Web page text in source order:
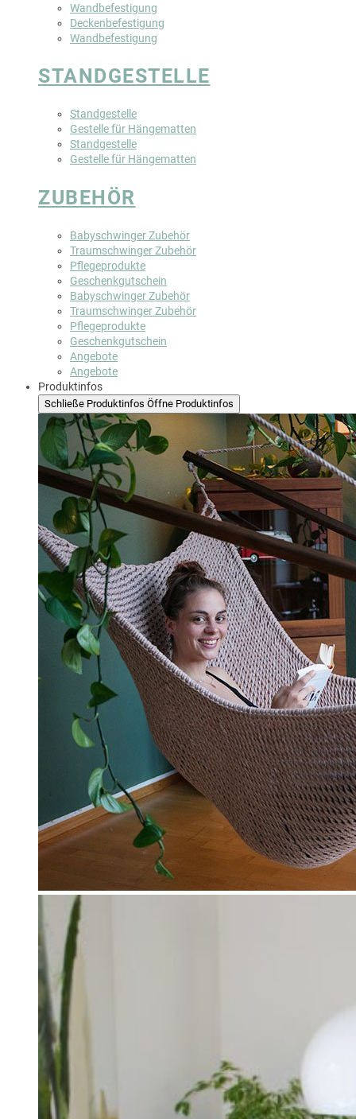
Wandbefestigung
Deckenbefestigung
Wandbefestigung
STANDGESTELLE
Standgestelle
Gestelle für Hängematten
Standgestelle
Gestelle für Hängematten
ZUBEHÖR
Babyschwinger Zubehör
Traumschwinger Zubehör
Pflegeprodukte
Geschenkgutschein
Babyschwinger Zubehör
Traumschwinger Zubehör
Pflegeprodukte
Geschenkgutschein
Angebote
Angebote
Produktinfos
Schließe Produktinfos Öffne Produktinfos